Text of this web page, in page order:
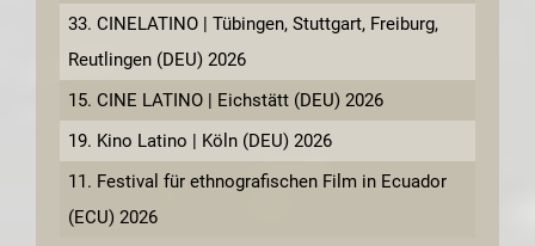
33. CINELATINO | Tübingen, Stuttgart, Freiburg,
Reutlingen (DEU) 2026
15. CINE LATINO | Eichstätt (DEU) 2026
19. Kino Latino | Köln (DEU) 2026
11. Festival für ethnografischen Film in Ecuador
(ECU) 2026